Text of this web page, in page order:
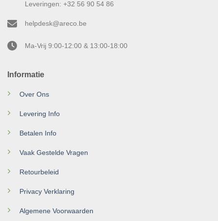
Informatie
Over Ons
Levering Info
Betalen Info
Vaak Gestelde Vragen
Retourbeleid
Privacy Verklaring
Algemene Voorwaarden
Leveringen: +32 56 90 54 86
helpdesk@areco.be
Ma-Vrij 9:00-12:00 & 13:00-18:00